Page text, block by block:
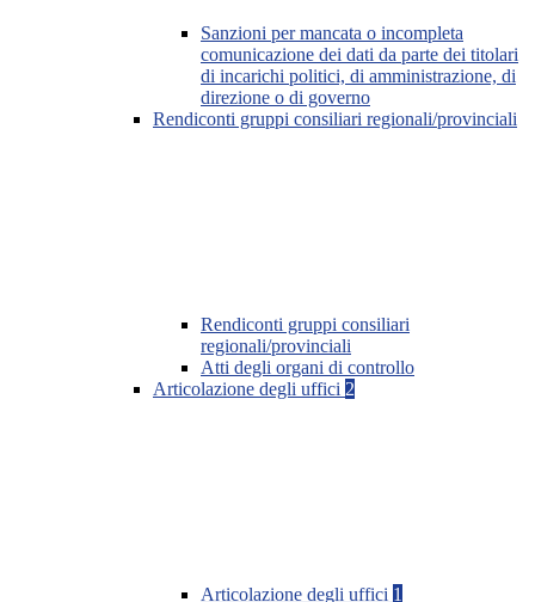
Sanzioni per mancata o incompleta
comunicazione dei dati da parte dei titolari
di incarichi politici, di amministrazione, di
direzione o di governo
Rendiconti gruppi consiliari regionali/provinciali
Rendiconti gruppi consiliari
regionali/provinciali
Atti degli organi di controllo
Articolazione degli uffici 2
Articolazione degli uffici 1